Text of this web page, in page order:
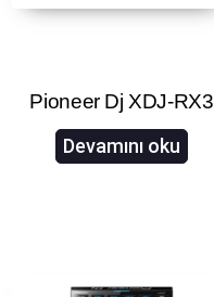
Pioneer Dj XDJ-RX3
Devamını oku